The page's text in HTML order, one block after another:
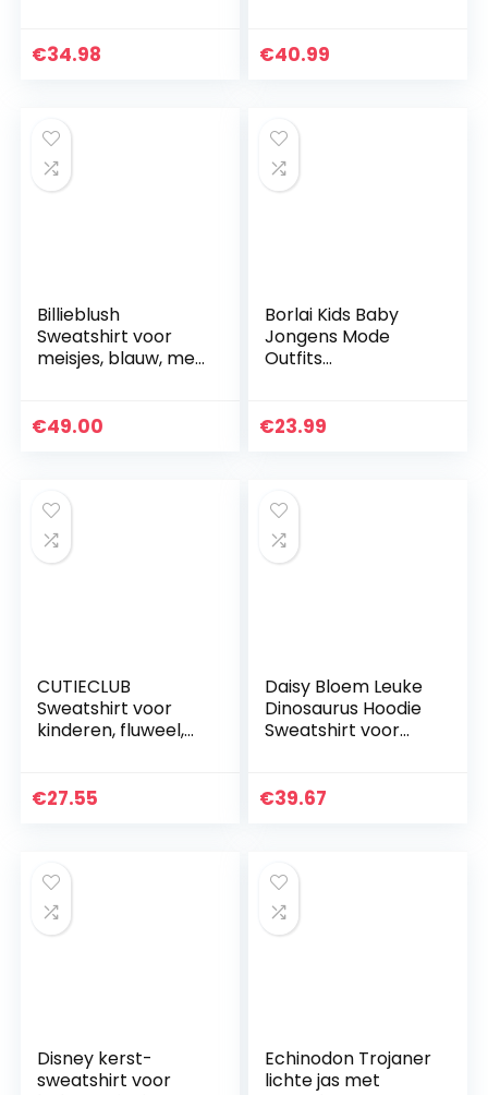
voeten
€34.98
Jumpsuit
€40.99
Billieblush
Sweatshirt voor
meisjes, blauw, met
€49.00
Borlai Kids Baby
Jongens Mode
Outfits
Sweatshirt + Broek
€23.99
CUTIECLUB
Sweatshirt voor
kinderen, fluweel,
trainingspak
€27.55
Daisy Bloem Leuke
Dinosaurus Hoodie
Sweatshirt voor
Lange Mouwen
€39.67
Disney kerst-
sweatshirt voor
Echinodon Trojaner
lichte jas met